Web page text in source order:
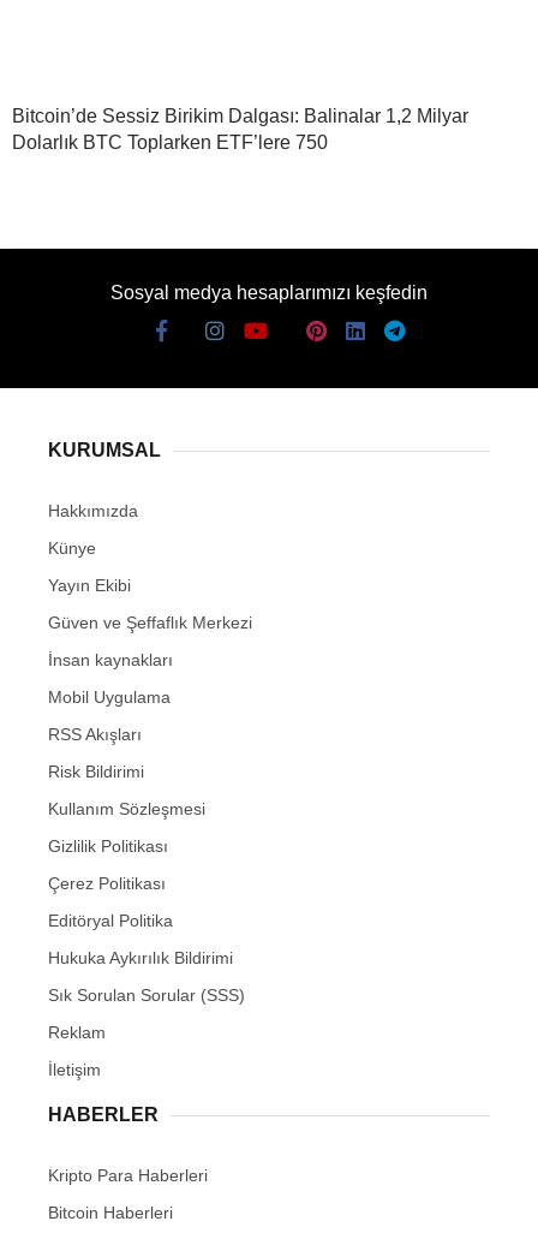
Bitcoin’de Sessiz Birikim Dalgası: Balinalar 1,2 Milyar
Dolarlık BTC Toplarken ETF’lere 750
Sosyal medya hesaplarımızı keşfedin
KURUMSAL
Hakkımızda
Künye
Yayın Ekibi
Güven ve Şeffaflık Merkezi
İnsan kaynakları
Mobil Uygulama
RSS Akışları
Risk Bildirimi
Kullanım Sözleşmesi
Gizlilik Politikası
Çerez Politikası
Editöryal Politika
Hukuka Aykırılık Bildirimi
Sık Sorulan Sorular (SSS)
Reklam
İletişim
HABERLER
Kripto Para Haberleri
Bitcoin Haberleri